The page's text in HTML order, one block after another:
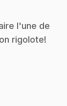
l'une de
rigolote!